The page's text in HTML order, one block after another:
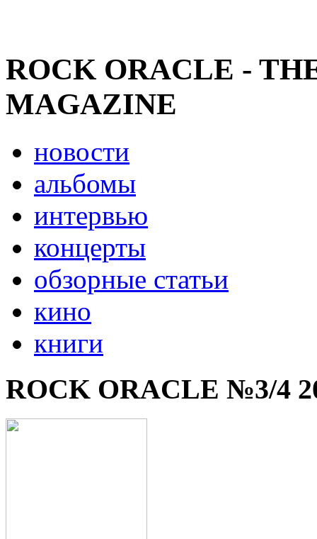
ROCK ORACLE -
MAGAZINE
новости
альбомы
интервью
концерты
обзорные статьи
кино
книги
ROCK ORACLE №3/4